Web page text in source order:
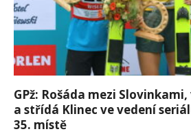
GPž: Rošáda mezi
a střídá Klinec ve vedení
35. místě